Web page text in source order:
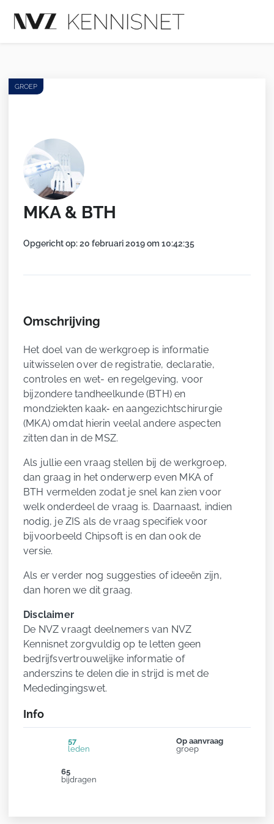
GROEP
MKA & BTH
Opgericht op: 20 februari 2019 om 10:42:35
Omschrijving
Het doel van de werkgroep is informatie
uitwisselen over de registratie, declaratie,
controles en wet- en regelgeving, voor
bijzondere tandheelkunde (BTH) en
mondziekten kaak‑ en aangezichtschirurgie
(MKA) omdat hierin veelal andere aspecten
zitten dan in de MSZ.
Als jullie een vraag stellen bij de werkgroep,
dan graag in het onderwerp even MKA of
BTH vermelden zodat je snel kan zien voor
welk onderdeel de vraag is. Daarnaast, indien
nodig, je ZIS als de vraag specifiek voor
bijvoorbeeld Chipsoft is en dan ook de
versie.
Als er verder nog suggesties of ideeën zijn,
dan horen we dit graag.
Disclaimer
De NVZ vraagt deelnemers van NVZ
Kennisnet zorgvuldig op te letten geen
bedrijfsvertrouwelijke informatie of
anderszins te delen die in strijd is met de
Mededingingswet.
Info
57
leden
Op aanvraag
groep
65
bijdragen